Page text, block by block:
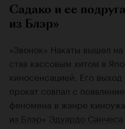
Садако и ее
из Блэр»
«Звонок» Накаты вышел
став кассовым хитом в
киносенсацией. Его
прокат совпал с
феномена в жанре
из Блэр» Эдуардо Санчеса